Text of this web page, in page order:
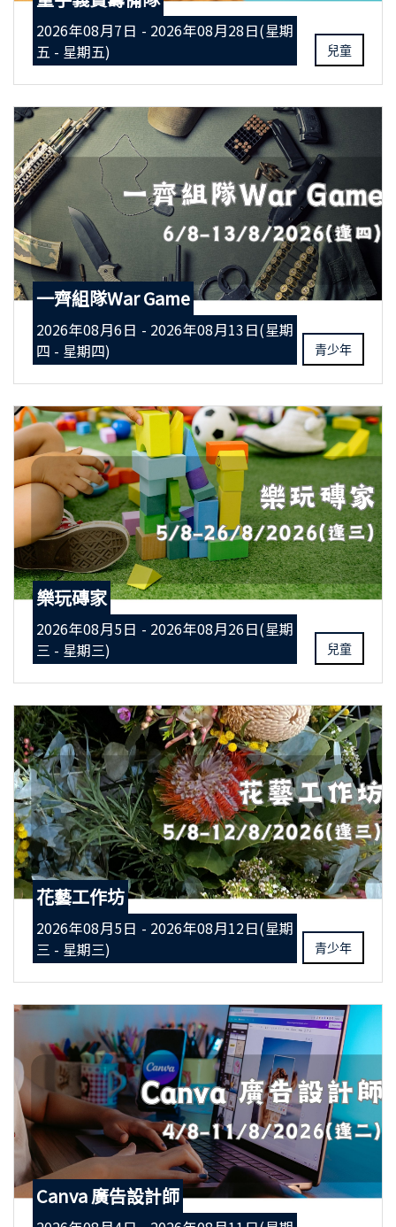
2026年08月7日 - 2026年08月28日(星期
五 - 星期五)
兒童
一齊組隊War Game
2026年08月6日 - 2026年08月13日(星期
四 - 星期四)
青少年
樂玩磚家
2026年08月5日 - 2026年08月26日(星期
三 - 星期三)
兒童
花藝工作坊
2026年08月5日 - 2026年08月12日(星期
三 - 星期三)
青少年
Canva 廣告設計師